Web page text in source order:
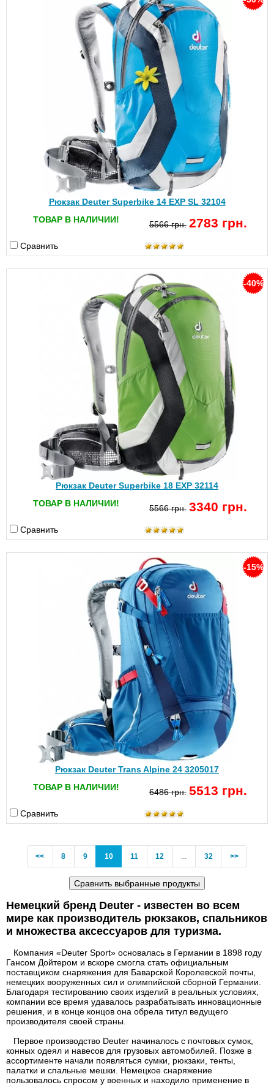
Рюкзак Deuter Superbike 14 EXP SL 32104
ТОВАР В НАЛИЧИИ!
5566 грн. 2783 грн.
Сравнить
-40%
Рюкзак Deuter Superbike 18 EXP 32114
ТОВАР В НАЛИЧИИ!
5566 грн. 3340 грн.
Сравнить
-15%
Рюкзак Deuter Trans Alpine 24 3205017
ТОВАР В НАЛИЧИИ!
6486 грн. 5513 грн.
Сравнить
<<Previous
8 9 10(current)
11 12 32 >>
Немецкий бренд Deuter - известен во всем
мире как производитель рюкзаков, спальников
и множества аксессуаров для туризма.
Компания «Deuter Sport» основалась в Германии в 1898 году
Гансом Дойтером и вскоре смогла стать официальным
поставщиком снаряжения для Баварской Королевской почты,
немецких вооруженных сил и олимпийской сборной Германии.
Благодаря тестированию своих изделий в реальных условиях,
компании все время удавалось разрабатывать инновационные
решения, и в конце концов она обрела титул ведущего
производителя своей страны.
Первое производство Deuter начиналось с почтовых сумок,
конных одеял и навесов для грузовых автомобилей. Позже в
ассортименте начали появляться сумки, рюкзаки, тенты,
палатки и спальные мешки. Немецкое снаряжение
пользовалось спросом у военных и находило применение в